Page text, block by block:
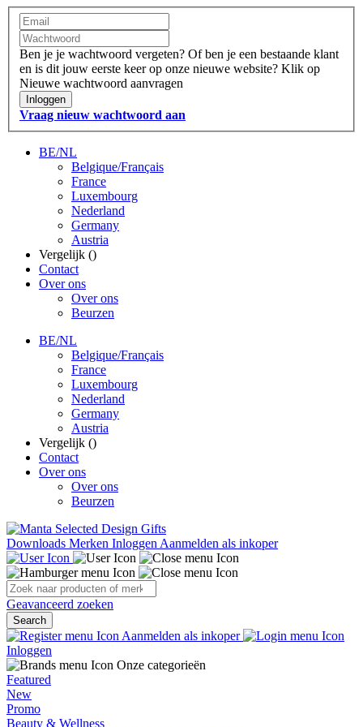
Ben je je wachtwoord vergeten? Of ben je een bestaande klant
en is dit jouw eerste keer op onze nieuwe website? Klik op
Nieuwe wachtwoord aanvragen
Inloggen
Vraag nieuw wachtwoord aan
BE/NL
Belgique/Français
France
Luxembourg
Nederland
Germany
Austria
Vergelijk ()
Contact
Over ons
Over ons
Beurzen
BE/NL
Belgique/Français
France
Luxembourg
Nederland
Germany
Austria
Vergelijk ()
Contact
Over ons
Over ons
Beurzen
Downloads Merken Inloggen Aanmelden als inkoper
Geavanceerd zoeken
Search
Aanmelden als inkoper
Inloggen
Onze categorieën
Featured
New
Promo
Beauty & Wellness